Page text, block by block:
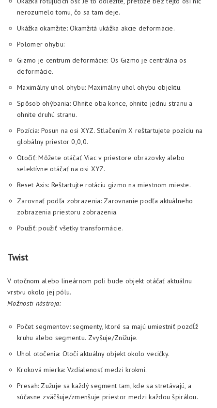
nerozumelo tomu, čo sa tam deje.
Ukážka okamžite: Okamžitá ukážka akcie deformácie.
Polomer ohybu:
Gizmo je centrum deformácie: Os Gizmo je centrálna os
deformácie.
Maximálny uhol ohybu: Maximálny uhol ohybu objektu.
Spôsob ohýbania: Ohnite oba konce, ohnite jednu stranu a
ohnite druhú stranu.
Pozícia: Posun na osi XYZ. Stlačením X reštartujete pozíciu na
globálny priestor 0,0,0.
Otočiť: Môžete otáčať Viac v priestore obrazovky alebo
selektívne otáčať na osi XYZ.
Reset Axis: Reštartujte rotáciu gizmo na miestnom mieste.
Zarovnať podľa zobrazenia: Zarovnanie podľa aktuálneho
zobrazenia priestoru zobrazenia.
Použiť: použiť všetky transformácie.
Twist
V otočnom alebo lineárnom poli bude objekt otáčať aktuálnu
vrstvu okolo jej pólu.
Možnosti nástroja:
Počet segmentov: segmenty, ktoré sa majú umiestniť pozdĺž
kruhu alebo segmentu. Zvyšuje/Znižuje.
Uhol otočenia: Otočí aktuálny objekt okolo vecičky.
Kroková mierka: Vzdialenosť medzi krokmi.
Presah: Zužuje sa každý segment tam, kde sa stretávajú, a
súčasne zväčšuje/zmenšuje priestor medzi každou špirálou.